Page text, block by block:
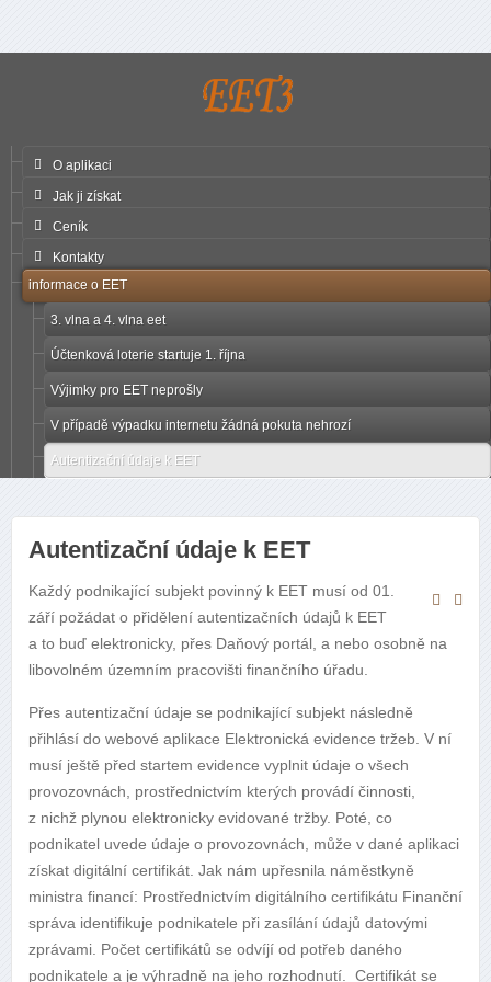
O aplikaci
Jak ji získat
Ceník
Kontakty
informace o EET
3. vlna a 4. vlna eet
Účtenková loterie startuje 1. října
Výjimky pro EET neprošly
V případě výpadku internetu žádná pokuta nehrozí
Autentizační údaje k EET
Autentizační údaje k EET
Každý podnikající subjekt povinný k EET musí od 01.
září požádat o přidělení autentizačních údajů k EET
a to buď elektronicky, přes Daňový portál, a nebo osobně na
libovolném územním pracovišti finančního úřadu.
Přes autentizační údaje se podnikající subjekt následně
přihlásí do webové aplikace Elektronická evidence tržeb. V ní
musí ještě před startem evidence vyplnit údaje o všech
provozovnách, prostřednictvím kterých provádí činnosti,
z nichž plynou elektronicky evidované tržby. Poté, co
podnikatel uvede údaje o provozovnách, může v dané aplikaci
získat digitální certifikát. Jak nám upřesnila náměstkyně
ministra financí: Prostřednictvím digitálního certifikátu Finanční
správa identifikuje podnikatele při zasílání údajů datovými
zprávami. Počet certifikátů se odvíjí od potřeb daného
podnikatele a je výhradně na jeho rozhodnutí.
Certifikát se